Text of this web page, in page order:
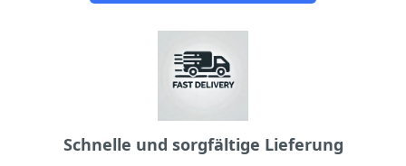
Schnelle und sorgfältige Lieferung